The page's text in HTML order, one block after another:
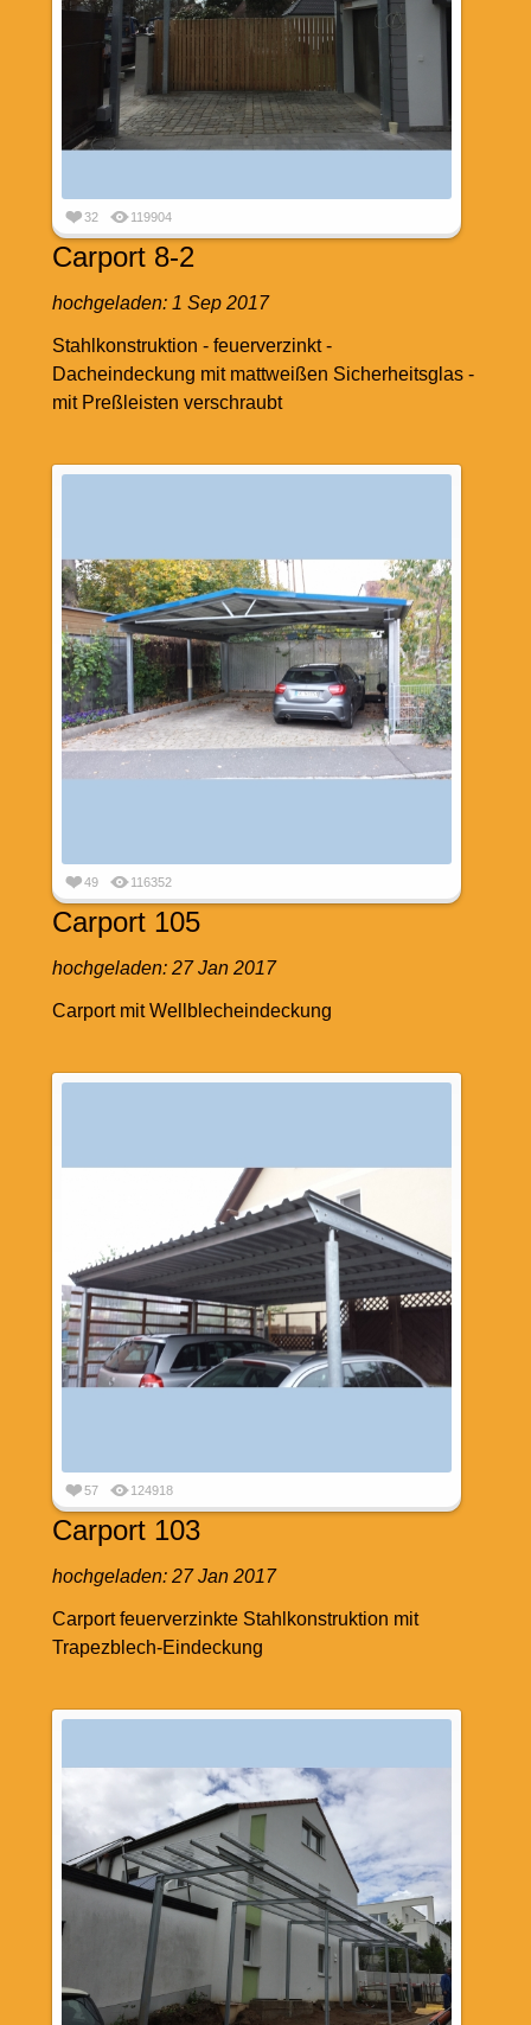
32 119904
Carport 8-2
hochgeladen: 1 Sep 2017
Stahlkonstruktion - feuerverzinkt -
Dacheindeckung mit mattweißen Sicherheitsglas -
mit Preßleisten verschraubt
49 116352
Carport 105
hochgeladen: 27 Jan 2017
Carport mit Wellblecheindeckung
57 124918
Carport 103
hochgeladen: 27 Jan 2017
Carport feuerverzinkte Stahlkonstruktion mit
Trapezblech-Eindeckung